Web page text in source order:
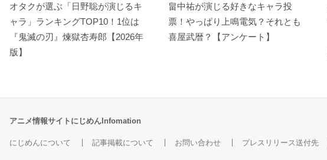
オタクが選ぶ「日野聡が演じるキ
ャラ」ランキングTOP10！1位は
『鬼滅の刃』煉󠄁獄杏寿郎【2026年
版】
畠中祐が演じる好きなキャラ投
票！やっぱり上鳴電気？それとも
喜屋武暦？【アンケート】
アニメ情報サイトにじめんInfomation
にじめんについて 記事掲載について お問い合わせ プレスリリース送付先